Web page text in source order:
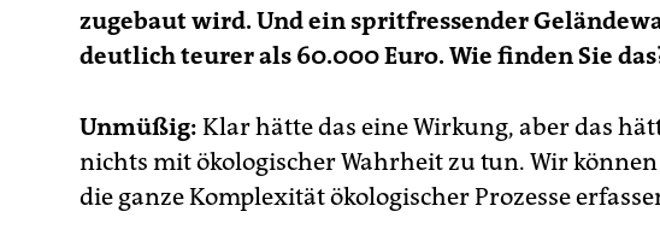
zugebaut wird. Und ein spritfressender
deutlich teurer als 60.000 Euro. Wie finden Sie
Unmüßig: Klar hätte das eine Wirkung, aber das
nichts mit ökologischer Wahrheit zu tun. Wir
die ganze Komplexität ökologischer Prozesse